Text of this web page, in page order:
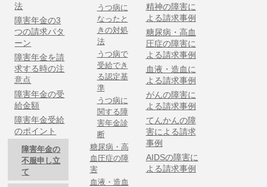
法
障害年金の3
つの請求パタ
ーン
障害年金を請
求する時の注
意点
障害年金の受
給金額
障害年金受給
のポイント
障害年金の
不服申し立
て
うつ病に
なったと
きの対処
法
うつ病で
受給でき
る認定基
準
うつ病に
関する障
害年金診
断
糖尿病・高
血圧症の障
害
血液・造血
精神の障害に
よる請求事例
糖尿病・高血
圧症の障害に
よる請求事例
血液・造血に
よる請求事例
がんの障害に
よる請求事例
てんかんの障
害による請求
事例
AIDSの障害に
よる請求事例